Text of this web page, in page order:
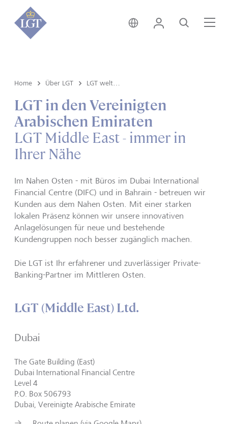
Global • Deutsch
Login Suche
Home Über LGT
LGT in den Vereinigten
Arabischen Emiraten
LGT Middle East - immer in
Ihrer Nähe
Im Nahen Osten - mit Büros im Dubai International
Financial Centre (DIFC) und in Bahrain - betreuen wir
Kunden aus dem Nahen Osten. Mit einer starken
lokalen Präsenz können wir unsere innovativen
Anlagelösungen für neue und bestehende
Kundengruppen noch besser zugänglich machen.
Die LGT ist Ihr erfahrener und zuverlässiger Private-
Banking-Partner im Mittleren Osten.
LGT (Middle East) Ltd.
Dubai
The Gate Building (East)
Dubai International Financial Centre
Level 4
P.O. Box 506793
Dubai, Vereinigte Arabische Emirate